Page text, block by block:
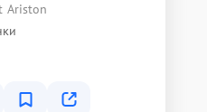
Ariston